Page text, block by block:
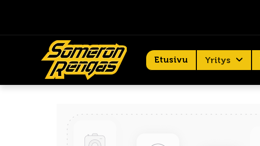
Etusivu Yritys